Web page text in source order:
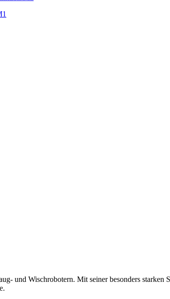
und Wischrobotern. Mit seiner besonders